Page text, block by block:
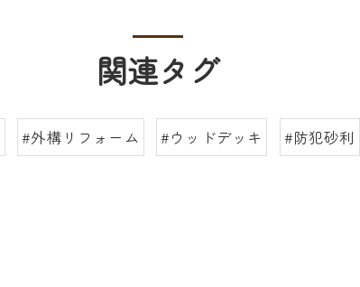
関連タグ
#外構リフォーム #ウッドデッキ #防犯砂利